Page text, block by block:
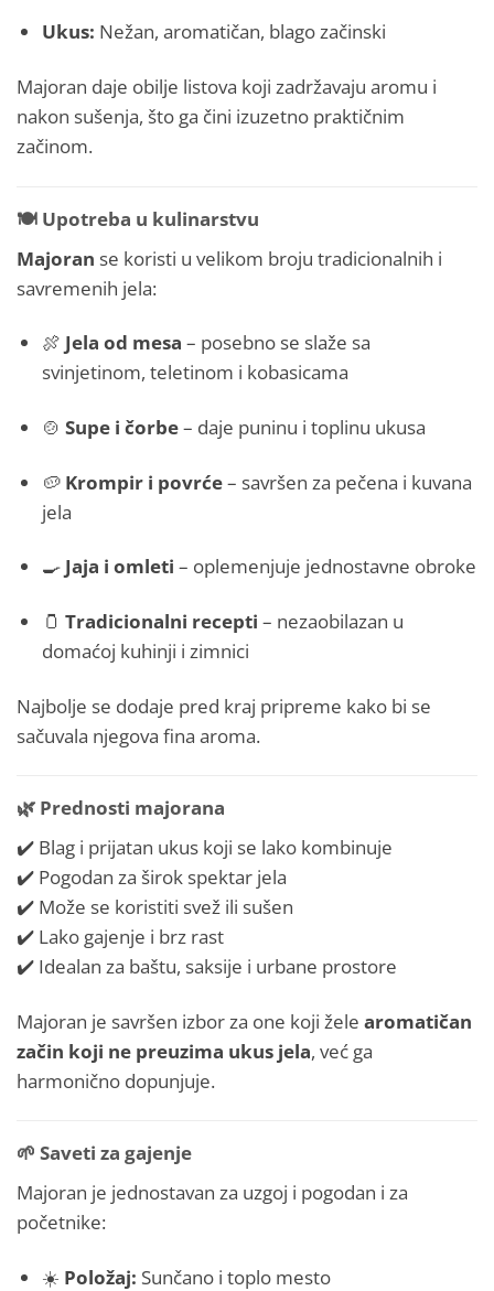
Ukus: Nežan, aromatičan, blago začinski
Majoran daje obilje listova koji zadržavaju aromu i
nakon sušenja, što ga čini izuzetno praktičnim
začinom.
🍽️ Upotreba u kulinarstvu
Majoran se koristi u velikom broju tradicionalnih i
savremenih jela:
🍖 Jela od mesa – posebno se slaže sa
svinjetinom, teletinom i kobasicama
🍲 Supe i čorbe– daje puninu i toplinu ukusa
🥔 Krompir i povrće– savršen za pečena i kuvana
jela
🍳 Jaja i omleti – oplemenjuje jednostavne obroke
🫙 Tradicionalni recepti – nezaobilazan u
domaćoj kuhinji i zimnici
Najbolje se dodaje pred kraj pripreme kako bi se
sačuvala njegova fina aroma.
🌿 Prednosti majorana
✔️ Blag i prijatan ukus koji se lako kombinuje
✔️ Pogodan za širok spektar jela
✔️ Može se koristiti svež ili sušen
✔️ Lako gajenje i brz rast
✔️ Idealan za baštu, saksije i urbane prostore
Majoran je savršen izbor za one koji žele aromatičan
začin koji ne preuzima ukus jela, već ga
harmonično dopunjuje.
🌱 Saveti za gajenje
Majoran je jednostavan za uzgoj i pogodan i za
početnike:
☀️ Položaj: Sunčano i toplo mesto